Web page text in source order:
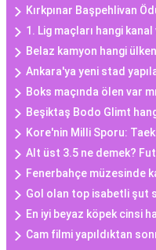
Kırkpınar Başpehlivan
1. Lig maçları hangi
Belaz kamyon hangi
Ankara'ya yeni stad
Boks maçında ölen var
Beşiktaş Bodo Glimt
Kore'nin Milli Sporu:
Alt üst 3.5 ne demek?
Fenerbahçe müzesinde
Gol olan top isabetli şut
En iyi beyaz köpek cinsi
Cam filmi yapıldıktan